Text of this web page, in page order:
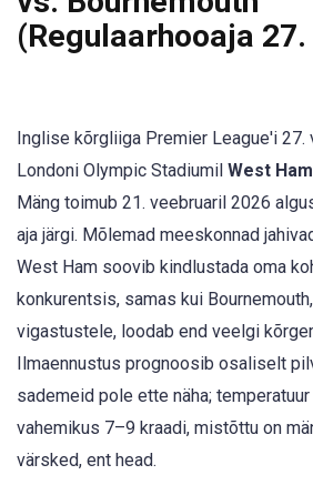
(Regulaarhooaja
Inglise kõrgliiga Premier League'i 27.
Londoni Olympic Stadiumil West Ham
Mäng toimub 21. veebruaril 2026
aja järgi. Mõlemad meeskonnad
West Ham soovib kindlustada oma
konkurentsis, samas kui
vigastustele, loodab end veelgi
Ilmaennustus prognoosib osaliselt
sademeid pole ette näha; temperatuur
vahemikus 7–9 kraadi, mistõttu on
värsked, ent head.